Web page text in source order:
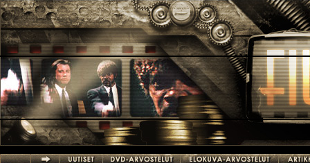
Hyppää pääsisältöön